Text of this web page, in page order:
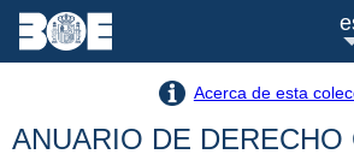
Acerca de esta
ANUARIO DE DERECHO